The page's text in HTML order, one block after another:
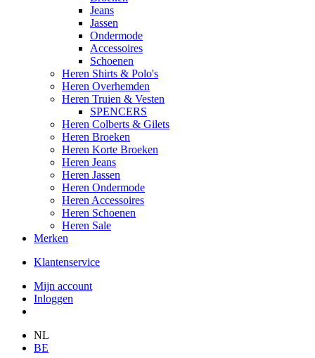
Jeans
Jassen
Ondermode
Accessoires
Schoenen
Heren Shirts & Polo's
Heren Overhemden
Heren Truien & Vesten
SPENCERS
Heren Colberts & Gilets
Heren Broeken
Heren Korte Broeken
Heren Jeans
Heren Jassen
Heren Ondermode
Heren Accessoires
Heren Schoenen
Heren Sale
Merken
Klantenservice
Mijn account
Inloggen
NL
BE